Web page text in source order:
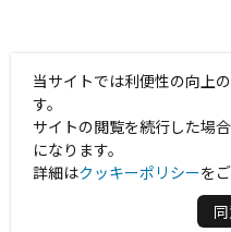
当サイトでは利便性の向上
す。
サイトの閲覧を続行した場
になります。
詳細はクッキーポリシーを